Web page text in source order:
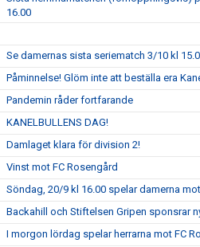
16.00
Se damernas sista seriematch 3/10 kl
Påminnelse! Glöm inte att beställa era
Pandemin råder fortfarande
KANELBULLENS DAG!
Damlaget klara för division 2!
Vinst mot FC Rosengård
Söndag, 20/9 kl 16.00 spelar damerna
Backahill och Stiftelsen Gripen sponsrar
I morgon lördag spelar herrarna mot FC